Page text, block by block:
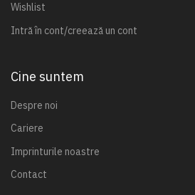
Wishlist
Intră în cont/creează un cont
Cine suntem
Despre noi
Cariere
Imprinturile noastre
Contact